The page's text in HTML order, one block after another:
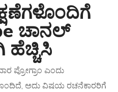
ಚಾನಲ್
ಹೆಚ್ಚಿಸಿ
ಪ್ರೋಗ್ರಾಂ ಎಂದು
ಅದು ವಿಷಯ ರಚನೆಕಾರರಿಗೆ